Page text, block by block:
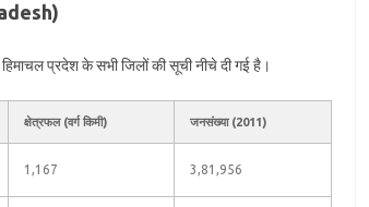
प्रदेश के सभी जिलों की सूची नीचे दी गई है।
क्षेत्रफल (वर्ग किमी) जनसंख्या (2011)
1,167 3,81,956